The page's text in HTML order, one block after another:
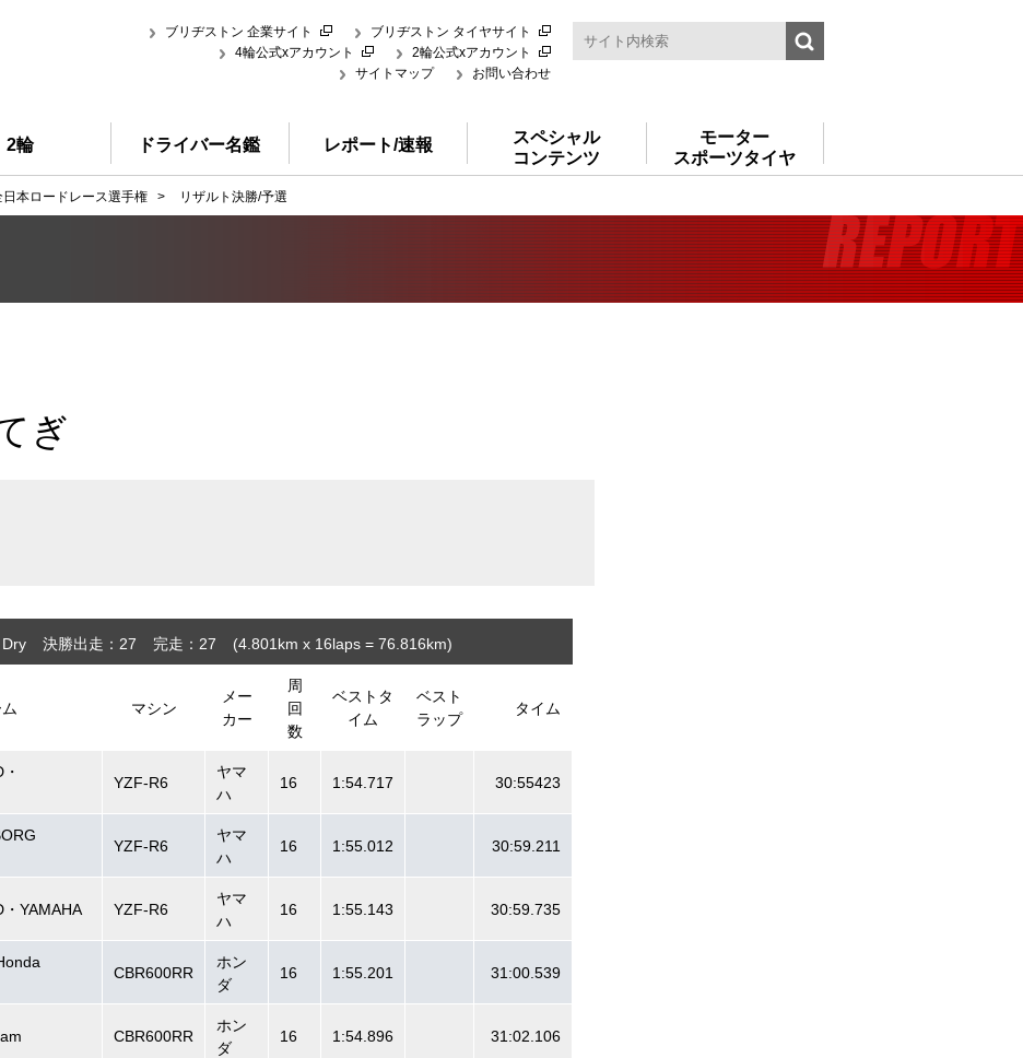
ブリヂストン 企業サイト
ブリヂストン タイヤサイト
4輪公式xアカウント
2輪公式xアカウント
サイトマップ
お問い合わせ
2輪 ドライバー名鑑 レポート/速報
スペシャル
コンテンツ
モーター
スポーツタイヤ
日本ロードレース選手権 > リザルト決勝/予選
ぎ
決勝出走：27 完走：27 (4.801 km x 16laps = 76.816km)
マシン
メー
カー
周
回
数
ベストタ
イム
ベスト
ラップ
タイム
YZF-R6
ヤマ
ハ
16 1:54.717 30:55423
YZF-R6
ヤマ
ハ
16 1:55.012 30:59.211
YAMAHA YZF-R6
ヤマ
ハ
16 1:55.143 30:59.735
CBR600RR
ホン
ダ
16 1:55.201 31:00.539
CBR600RR
ホン
ダ
16 1:54.896 31:02.106